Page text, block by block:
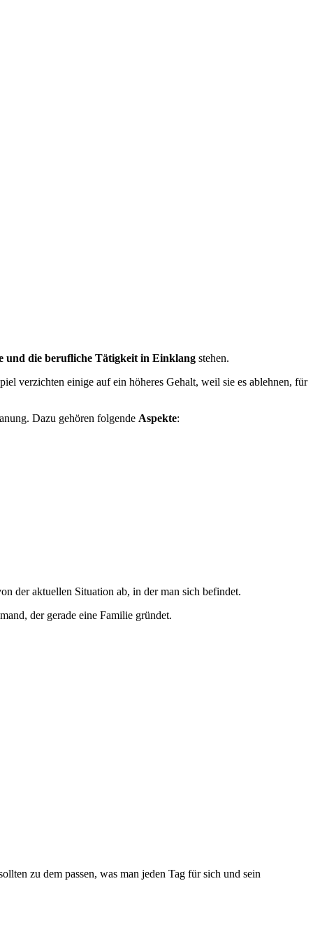
und die berufliche Tätigkeit in Einklang stehen.
verzichten einige auf ein höheres Gehalt, weil sie es ablehnen, für
Dazu gehören folgende Aspekte:
der aktuellen Situation ab, in der man sich befindet.
der gerade eine Familie gründet.
zu dem passen, was man jeden Tag für sich und sein